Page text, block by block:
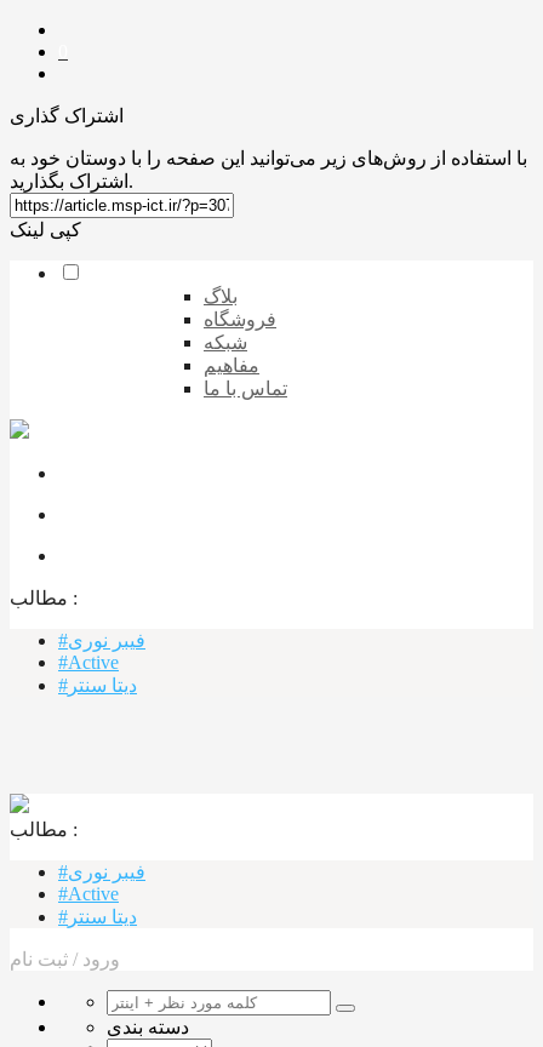
اشتراک گذاری
با استفاده از روش‌های زیر می‌توانید این صفحه را با دوستان خود به
اشتراک بگذارید.
کپی لینک
بلاگ
فروشگاه
شبکه
مفاهیم
تماس با ما
مطالب :‌
#فیبر نوری
#Active
#دیتا سنتر
مطالب :‌ ‌‌
#فیبر نوری
#Active
#دیتا سنتر
ورود / ثبت نام
دسته بندی